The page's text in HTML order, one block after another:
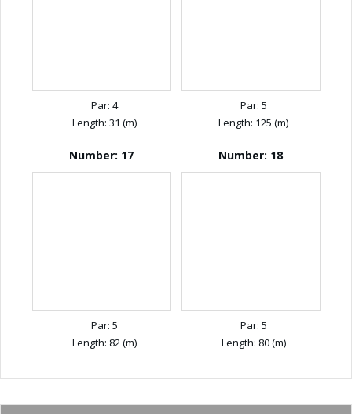
Par: 4
Length: 31 (m)
Par: 5
Length: 125 (m)
Number: 17
Par: 5
Length: 82 (m)
Number: 18
Par: 5
Length: 80 (m)